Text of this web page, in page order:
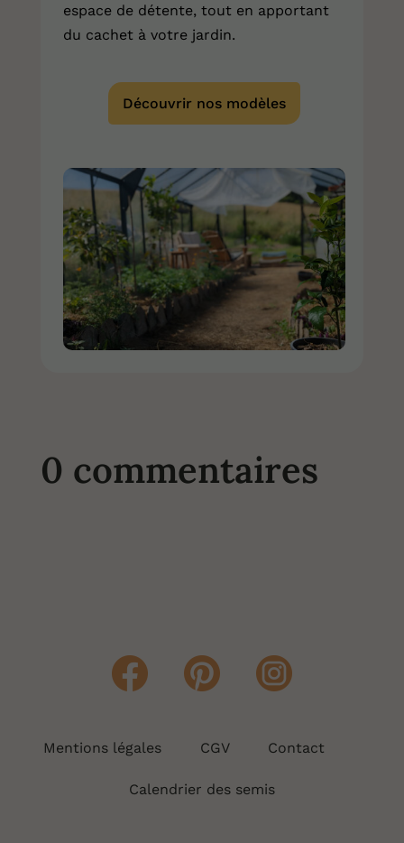
espace de détente, tout en apportant
du cachet à votre jardin.
Découvrir nos modèles
0 commentaires
Mentions légales CGV Contact
Calendrier des semis